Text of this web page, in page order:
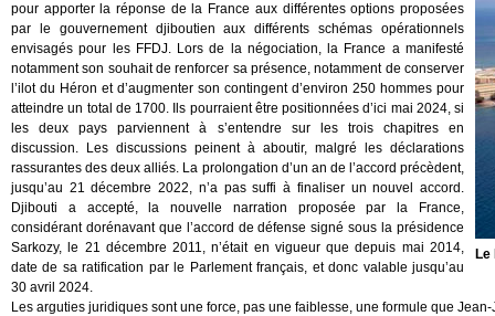
Le
pour apporter la réponse de la France aux différentes options proposées
par le gouvernement djiboutien aux différents schémas opérationnels
envisagés pour les FFDJ. Lors de la négociation, la France a manifesté
notamment son souhait de renforcer sa présence, notamment de conserver
l’ilot du Héron et d’augmenter son contingent d’environ 250 hommes pour
atteindre un total de 1700. Ils pourraient être positionnées d’ici mai 2024, si
les deux pays parviennent à s’entendre sur les trois chapitres en
discussion. Les discussions peinent à aboutir, malgré les déclarations
rassurantes des deux alliés. La prolongation d’un an de l’accord précèdent,
jusqu’au 21 décembre 2022, n’a pas suffi à finaliser un nouvel accord.
Djibouti a accepté, la nouvelle narration proposée par la France,
considérant dorénavant que l’accord de défense signé sous la présidence
Sarkozy, le 21 décembre 2011, n’était en vigueur que depuis mai 2014,
date de sa ratification par le Parlement français, et donc valable jusqu’au
30 avril 2024.
Les arguties juridiques sont une force, pas une faiblesse, une formule que